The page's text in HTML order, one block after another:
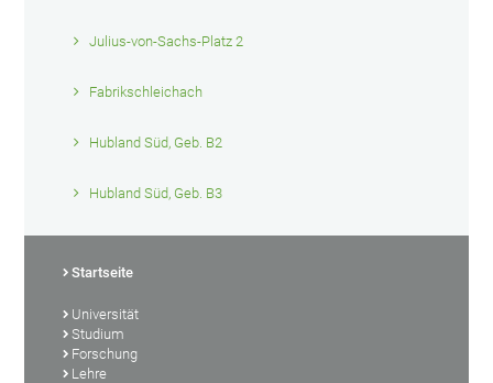
Julius-von-Sachs-Platz 2
Fabrikschleichach
Hubland Süd, Geb. B2
Hubland Süd, Geb. B3
Startseite
Universität
Studium
Forschung
Lehre